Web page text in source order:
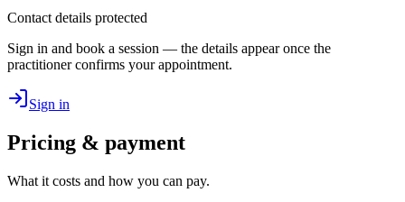
Contact details protected
Sign in and book a session — the details appear once the
practitioner confirms your appointment.
Sign in
Pricing & payment
What it costs and how you can pay.